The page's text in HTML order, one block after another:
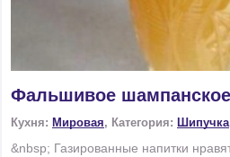
Фальшивое шампанское
Кухня: Мировая, Категория: Шипучка
&nbsp; Газированные напитки